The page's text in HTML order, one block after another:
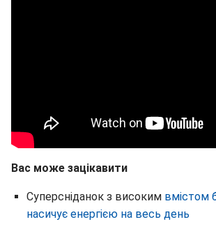
Вас може зацікавити
Суперсніданок з високим вмістом
насичує енергією на весь день